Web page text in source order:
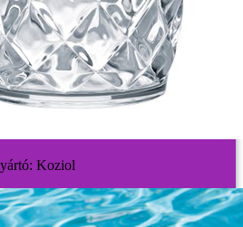
Koziol